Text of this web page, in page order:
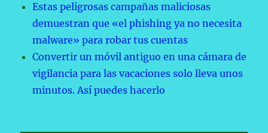
Estas peligrosas campañas maliciosas
demuestran que «el phishing ya no necesita
malware» para robar tus cuentas
Convertir un móvil antiguo en una cámara de
vigilancia para las vacaciones solo lleva unos
minutos. Así puedes hacerlo